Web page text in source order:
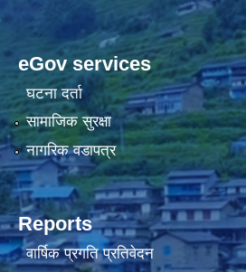
eGov services
घटना दर्ता
सामाजिक सुरक्षा
नागरिक वडापत्र
Reports
वार्षिक प्रगति प्रतिवेदन